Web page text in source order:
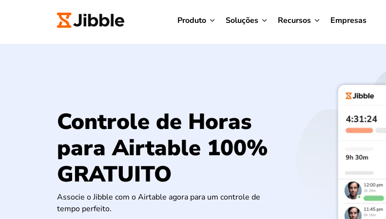
Produto Soluções Recursos Empresas
Controle de Horas
para Airtable 100%
GRATUITO
Associe o Jibble com o Airtable agora para um controle de
tempo perfeito.